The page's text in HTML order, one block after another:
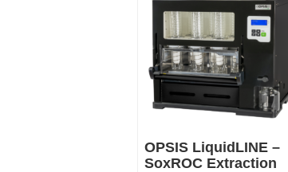
OPSIS LiquidLINE –
SoxROC Extraction